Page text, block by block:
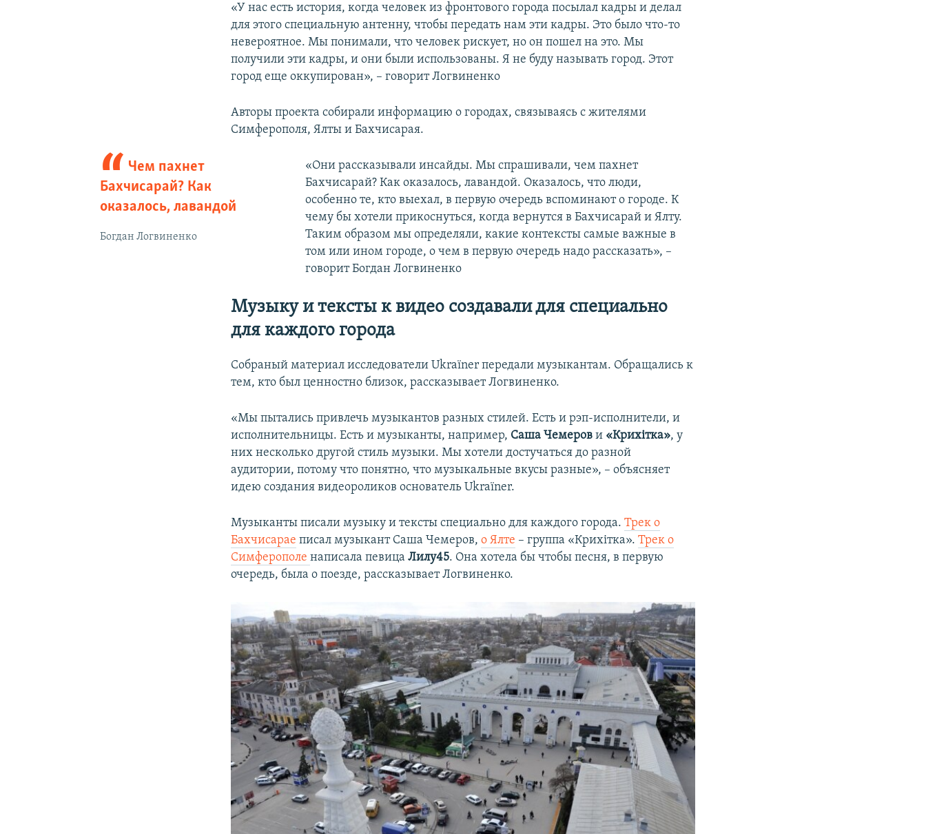
«У нас есть история, когда человек из фронтового города посылал кадры и делал
для этого специальную антенну, чтобы передать нам эти кадры. Это было что-то
невероятное. Мы понимали, что человек рискует, но он пошел на это. Мы
получили эти кадры, и они были использованы. Я не буду называть город. Этот
город еще оккупирован», – говорит Логвиненко
Авторы проекта собирали информацию о городах, связываясь с жителями
Симферополя, Ялты и Бахчисарая.
Чем пахнет
Бахчисарай? Как
оказалось, лавандой
Богдан Логвиненко
«Они рассказывали инсайды. Мы спрашивали, чем пахнет
Бахчисарай? Как оказалось, лавандой. Оказалось, что люди,
особенно те, кто выехал, в первую очередь вспоминают о городе. К
чему бы хотели прикоснуться, когда вернутся в Бахчисарай и Ялту.
Таким образом мы определяли, какие контексты самые важные в
том или ином городе, о чем в первую очередь надо рассказать», –
говорит Богдан Логвиненко
Музыку и тексты к видео создавали для специально
для каждого города
Собраный материал исследователи Ukraїner передали музыкантам. Обращались к
тем, кто был ценностно близок, рассказывает Логвиненко.
«Мы пытались привлечь музыкантов разных стилей. Есть и рэп-исполнители, и
исполнительницы. Есть и музыканты, например, Саша Чемерови «Крихітка», у
них несколько другой стиль музыки. Мы хотели достучаться до разной
аудитории, потому что понятно, что музыкальные вкусы разные», – объясняет
идею создания видеороликов основатель Ukraїner.
Музыканты писали музыку и тексты специально для каждого города.Трек о
Бахчисарае писал музыкант Саша Чемеров,о Ялте – группа «Крихітка».Трек о
Симферополенаписала певицаЛилу45. Она хотела бы чтобы песня, в первую
очередь, была о поезде, рассказывает Логвиненко.